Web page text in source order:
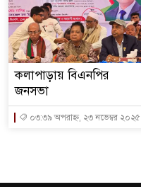
কলাপাড়ায় বিএনপির
জনসভা
০৩:৩৯ অপরাহ্ন, ২৩ নভেম্বর ২০২৫